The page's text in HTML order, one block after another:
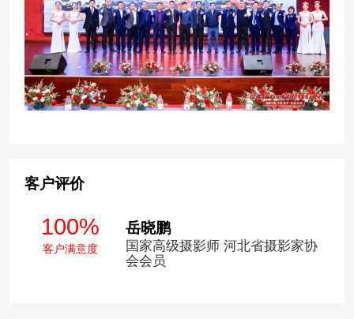
客户评价
100%
客户满意度
岳晓鹏
国家高级摄影师 河北省摄影家协
会会员